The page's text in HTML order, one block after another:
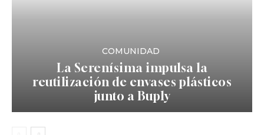
COMUNIDAD
La Serenísima impulsa la
reutilización de envases plásticos
junto a Buply